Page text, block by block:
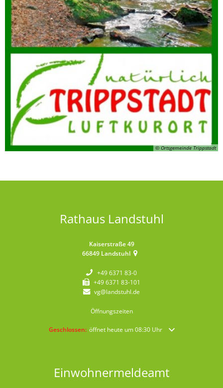
© Ortsgemeinde Trippstadt
Rathaus Landstuhl
Kaiserstraße 49
66849 Landstuhl
+49 6371 83-0
+49 6371 83-101
vg@landstuhl.de
Öffnungszeiten
Klicken, um weitere Öffnungs- oder Schließzeiten
Geschlossen: öffnet heute um 08:30 Uhr
Einwohnermeldeamt